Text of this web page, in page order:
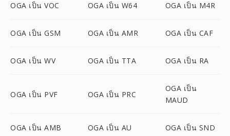
OGA เป็น VOC OGA เป็น W64 OGA เป็น M4R
OGA เป็น GSM OGA เป็น AMR OGA เป็น CAF
OGA เป็น WV OGA เป็น TTA OGA เป็น RA
OGA เป็น PVF OGA เป็น PRC
OGA เป็น
MAUD
OGA เป็น AMB OGA เป็น AU OGA เป็น SND